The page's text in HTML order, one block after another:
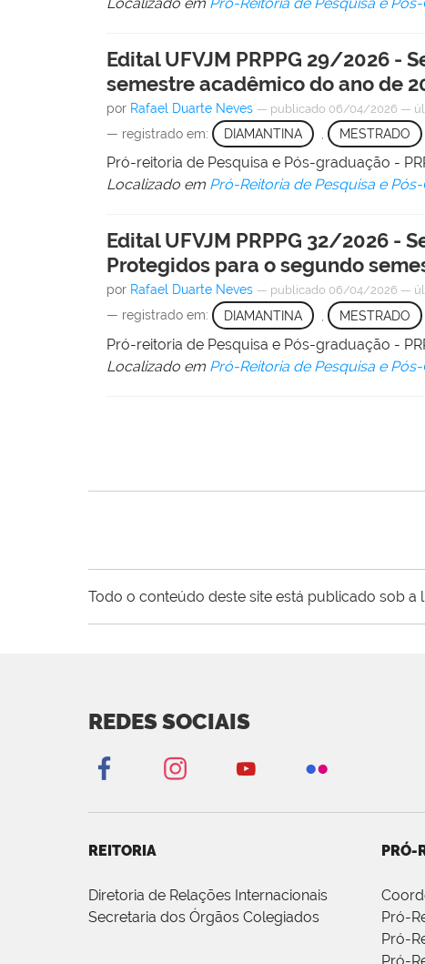
Edital UFVJM PRPPG 29/2026 -
semestre acadêmico do ano de
por Rafael Duarte Neves — publicado 06/04/2026 —
— registrado em: DIAMANTINA MESTRADO
Pró-reitoria de Pesquisa e Pós-graduação -
Localizado em Pró-Reitoria de Pesquisa e
Edital UFVJM PRPPG 32/2026 -
Protegidos para o segundo
por Rafael Duarte Neves — publicado 06/04/2026 —
— registrado em: DIAMANTINA MESTRADO
Pró-reitoria de Pesquisa e Pós-graduação -
Localizado em Pró-Reitoria de Pesquisa e
Todo o conteúdo deste site está publicado sob a
REDES SOCIAIS
REITORIA
Diretoria de Relações Internacionais
Secretaria dos Órgãos Colegiados
PRÓ-
Pró-
Pró-